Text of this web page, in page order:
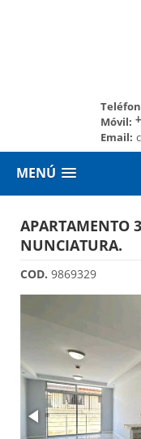
Móvil:
Email:
MENÚ
APARTAMENTO
NUNCIATURA.
COD. 9869329